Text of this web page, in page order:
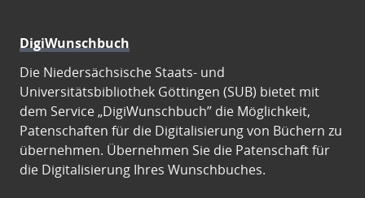
DigiWunschbuch
Die Niedersächsische Staats- und
Universitätsbibliothek Göttingen (SUB) bietet mit
dem Service „DigiWunschbuch” die Möglichkeit,
Patenschaften für die Digitalisierung von Büchern zu
übernehmen. Übernehmen Sie die Patenschaft für
die Digitalisierung Ihres Wunschbuches.